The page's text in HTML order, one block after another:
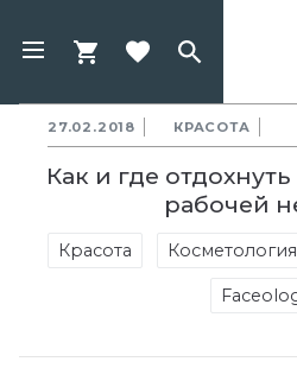
27.02.2018 КРАСОТА
Как и где
рабочей
Красота Косметология